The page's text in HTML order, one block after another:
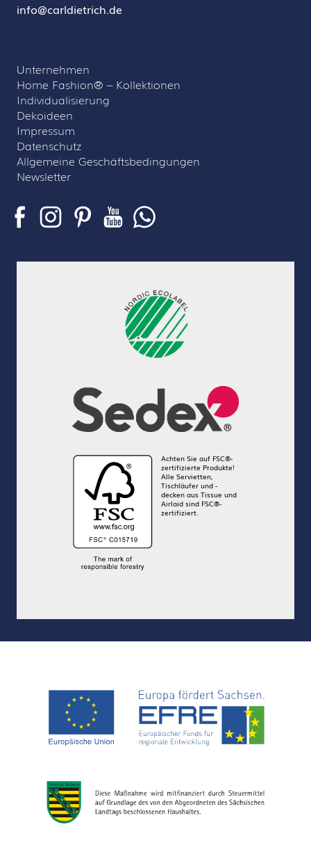
info@carldietrich.de
Unternehmen
Home Fashion® – Kollektionen
Individualisierung
Dekoideen
Impressum
Datenschutz
Allgemeine Geschäftsbedingungen
Newsletter
Achten Sie auf FSC®-
zertifizierte Produkte!
Alle Servietten,
Tischläufer und -
decken aus Tissue und
Airlaid sind FSC®-
zertifiziert.